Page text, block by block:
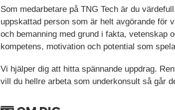
Som medarbetare på TNG Tech är du
uppskattad person som är helt avgörande för
och bemanning med grund i fakta, vetenskap
kompetens, motivation och potential som
Vi hjälper dig att hitta spännande uppdrag.
vill du hellre arbeta som underkonsult så går